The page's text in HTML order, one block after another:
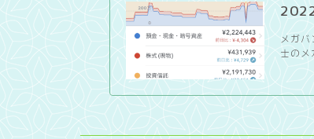
メガバ
士のメ